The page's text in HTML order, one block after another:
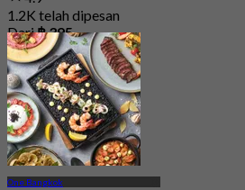
1.2K telah dipesan
Dari฿ 395
One Bangkok